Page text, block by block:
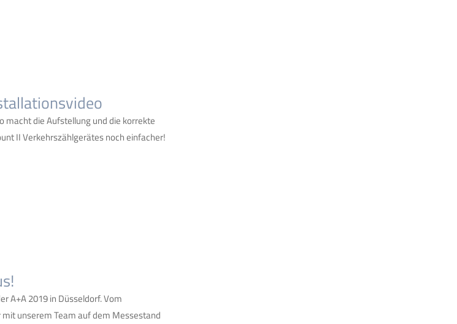
macht die Aufstellung und die korrekte
II Verkehrszählgerätes noch einfacher!
A+A 2019 in Düsseldorf. Vom
unserem Team auf dem Messestand